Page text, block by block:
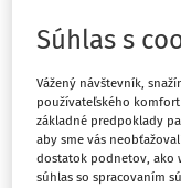
Ups,
Súhlas s
Vážený návštevník,
používateľského
základné predpoklady
aby sme vás
dostatok podnetov, ako
súhlas so spracovaním